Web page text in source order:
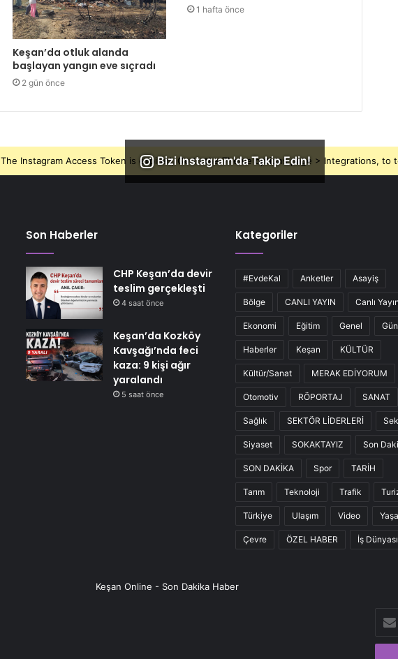
Keşan’da otluk alanda
başlayan yangın eve sıçradı
2 gün önce
1 hafta önce
Bizi Instagram'da Takip Edin!
The Instagram Access Token is expired, Go to the Theme options page > Integrations, to
Son Haberler
CHP Keşan’da devir
teslim gerçekleşti
4 saat önce
Keşan’da Kozköy
Kavşağı’nda feci
kaza: 9 kişi ağır
yaralandı
5 saat önce
Kategoriler
#EvdeKal Anketler Asayiş
Bölge CANLI YAYIN Canlı Yayın
Ekonomi Eğitim Genel
Haberler Keşan KÜLTÜR
Kültür/Sanat MERAK EDİYORUM
Otomotiv RÖPORTAJ SANAT
Sağlık SEKTÖR LİDERLERİ
Siyaset SOKAKTAYIZ Son
SON DAKİKA Spor TARİH
Tarım Teknoloji Trafik
Türkiye Ulaşım Video
Çevre ÖZEL HABER İş Dünyası
Keşan Online - Son Dakika Haber
Posta